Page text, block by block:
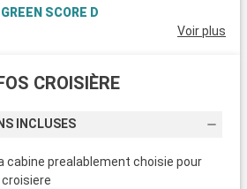
GREEN SCORE D
Voir plus
CROISIÈRE
INCLUSES
cabine prealablement choisie pour